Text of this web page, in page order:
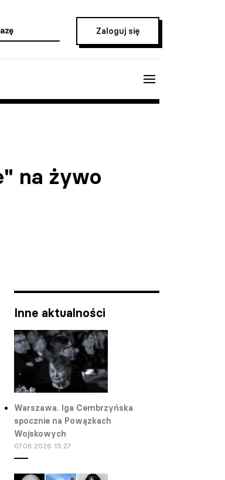
Zaloguj się
na żywo
Inne aktualności
Warszawa. Iga Cembrzyńska
spocznie na Powązkach
Wojskowych
07.08.2026 13:27